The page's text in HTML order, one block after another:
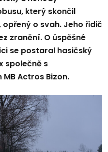
který skončil
o svah. Jeho řidič
zranění. O úspěšné
se postaral hasičský
společně s
Actros Bizon.